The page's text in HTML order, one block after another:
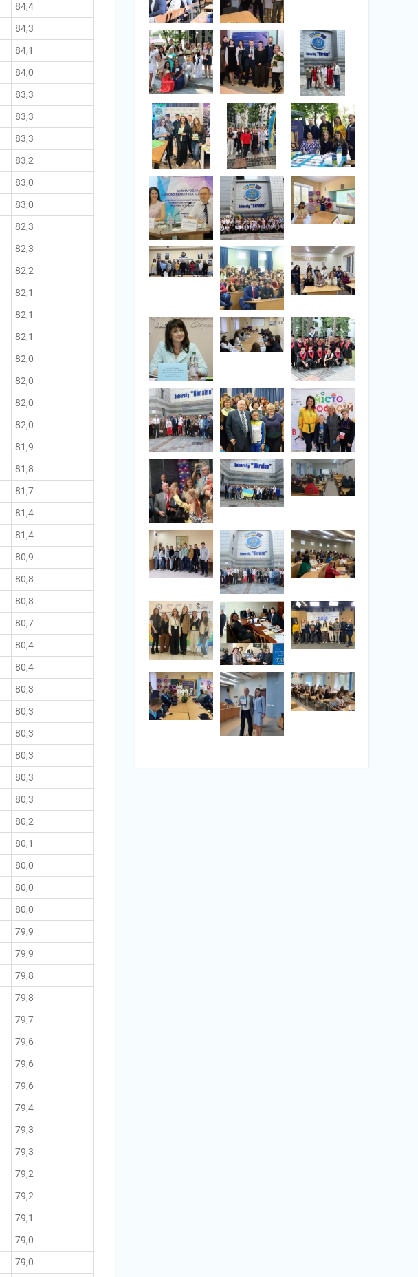
84,4
84,3
84,1
84,0
83,3
83,3
83,3
83,2
83,0
83,0
82,3
82,3
82,2
82,1
82,1
82,1
82,0
82,0
82,0
82,0
81,9
81,8
81,7
81,4
81,4
80,9
80,8
80,8
80,7
80,4
80,4
80,3
80,3
80,3
80,3
80,3
80,3
80,2
80,1
80,0
80,0
80,0
79,9
79,9
79,8
79,8
79,7
79,6
79,6
79,6
79,4
79,3
79,3
79,2
79,2
79,1
79,0
79,0